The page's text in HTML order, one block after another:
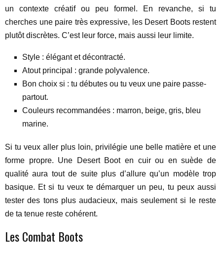
un contexte créatif ou peu formel. En revanche, si tu
cherches une paire très expressive, les Desert Boots restent
plutôt discrètes. C’est leur force, mais aussi leur limite.
Style : élégant et décontracté.
Atout principal : grande polyvalence.
Bon choix si : tu débutes ou tu veux une paire passe-
partout.
Couleurs recommandées : marron, beige, gris, bleu
marine.
Si tu veux aller plus loin, privilégie une belle matière et une
forme propre. Une Desert Boot en cuir ou en suède de
qualité aura tout de suite plus d’allure qu’un modèle trop
basique. Et si tu veux te démarquer un peu, tu peux aussi
tester des tons plus audacieux, mais seulement si le reste
de ta tenue reste cohérent.
Les Combat Boots